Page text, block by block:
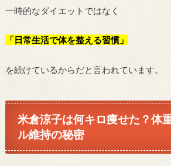
一時的なダイエットではなく
「日常生活で体を整える習慣」
を続けているからだと言われています。
米倉涼子は何キロ痩せた？体
ル維持の秘密